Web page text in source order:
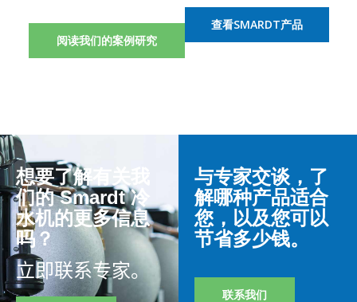
阅读我们的案例研究
查看SMARDT产品
想要了解有关我
们的 Smardt 冷
水机的更多信息
吗？
立即联系专家。
与专家交谈，了
解哪种产品适合
您，以及您可以
节省多少钱。
联系我们